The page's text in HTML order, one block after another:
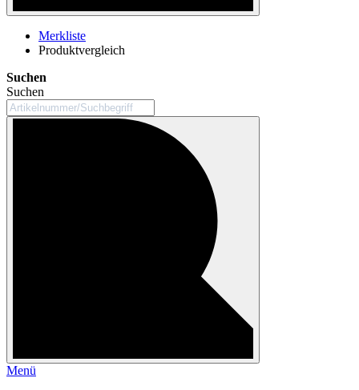
Merkliste
Produktvergleich
Suchen
Suchen
Menü